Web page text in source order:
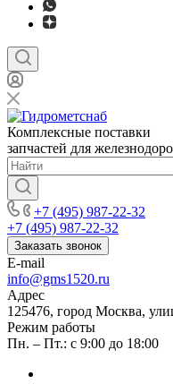
Комплексные поставки
запчастей для
+7 (495) 987-22-32
+7 (495) 987-22-32
Заказать звонок
E-mail
info@gms1520.ru
Адрес
125476, город Москва,
Режим работы
Пн. – Пт.: с 9:00 до 18:00